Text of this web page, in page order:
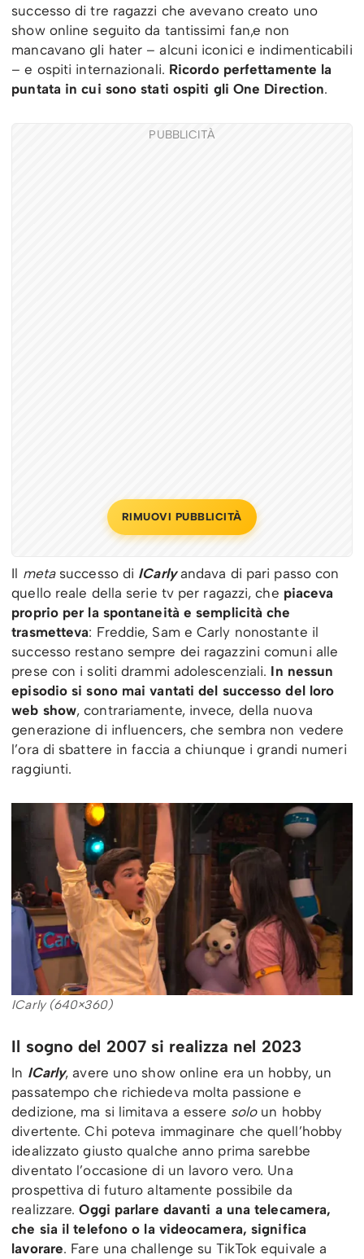
successo di tre ragazzi che avevano creato uno
show online seguito da tantissimi fan,e non
mancavano gli hater – alcuni iconici e indimenticabili
– e ospiti internazionali. Ricordo perfettamente la
puntata in cui sono stati ospiti gli One Direction.
PUBBLICITÀ
RIMUOVI PUBBLICITÀ
Il metasuccesso di ICarlyandava di pari passo con
quello reale della serie tv per ragazzi, che piaceva
proprio per la spontaneità e semplicità che
trasmetteva: Freddie, Sam e Carly nonostante il
successo restano sempre dei ragazzini comuni alle
prese con i soliti drammi adolescenziali. In nessun
episodio si sono mai vantati del successo del loro
web show, contrariamente, invece, della nuova
generazione di influencers, che sembra non vedere
l’ora di sbattere in faccia a chiunque i grandi numeri
raggiunti.
ICarly (640×360)
Il sogno del 2007 si realizza nel 2023
In ICarly, avere uno show online era un hobby, un
passatempo che richiedeva molta passione e
dedizione, ma si limitava a essere soloun hobby
divertente. Chi poteva immaginare che quell’hobby
idealizzato giusto qualche anno prima sarebbe
diventato l’occasione di un lavoro vero. Una
prospettiva di futuro altamente possibile da
realizzare.Oggi parlare davanti a una telecamera,
che sia il telefono o la videocamera, significa
lavorare. Fare una challenge su TikTok equivale a